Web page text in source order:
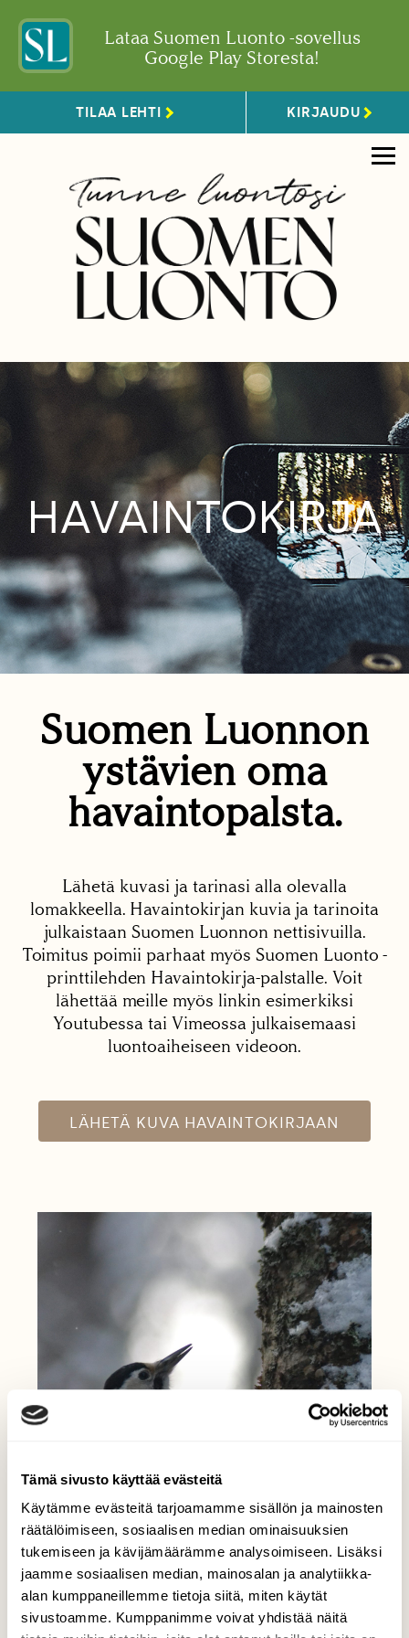
Tämä sivusto käyttää evästeitä
Käytämme evästeitä tarjoamamme sisällön ja mainosten
räätälöimiseen, sosiaalisen median ominaisuuksien
tukemiseen ja kävijämäärämme analysoimiseen. Lisäksi
jaamme sosiaalisen median, mainosalan ja analytiikka-
alan kumppaneillemme tietoja siitä, miten käytät
sivustoamme. Kumppanimme voivat yhdistää näitä
Lataa Suomen Luonto -sovellus
Google Play Storesta!
TILAA LEHTI KIRJAUDU
HAVAINTOKIRJA
Suomen Luonnon
ystävien oma
havaintopalsta.
Lähetä kuvasi ja tarinasi alla olevalla
lomakkeella. Havaintokirjan kuvia ja tarinoita
julkaistaan Suomen Luonnon nettisivuilla.
Toimitus poimii parhaat myös Suomen Luonto -
printtilehden Havaintokirja-palstalle. Voit
lähettää meille myös linkin esimerkiksi
Youtubessa tai Vimeossa julkaisemaasi
luontoaiheiseen videoon.
LÄHETÄ KUVA HAVAINTOKIRJAAN